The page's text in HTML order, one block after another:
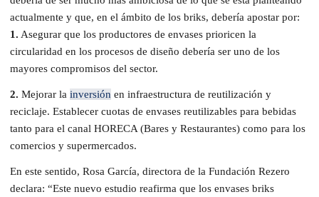
actualmente y que, en el ámbito de los briks, debería apostar por:
1. Asegurar que los productores de envases prioricen la
circularidad en los procesos de diseño debería ser uno de los
mayores compromisos del sector.
2. Mejorar la inversión en infraestructura de reutilización y
reciclaje. Establecer cuotas de envases reutilizables para bebidas
tanto para el canal HORECA (Bares y Restaurantes) como para los
comercios y supermercados.
En este sentido, Rosa García, directora de la Fundación Rezero
declara: “Este nuevo estudio reafirma que los envases briks